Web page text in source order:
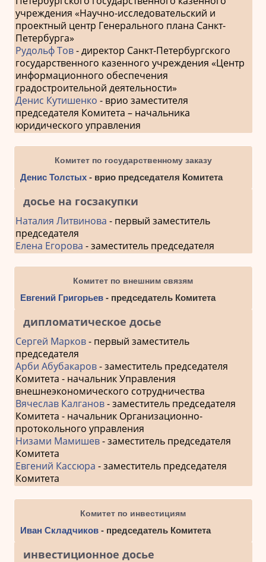
учреждения «Научно-исследовательский и
проектный центр Генерального плана Санкт-
Петербурга»
Рудольф Тов- директор Санкт-Петербургского
государственного казенного учреждения «Центр
информационного обеспечения
градостроительной деятельности»
Денис Кутишенко - врио заместителя
председателя Комитета – начальника
юридического управления
Комитет по государственному заказу
Денис Толстых- врио председателя Комитета
досье на госзакупки
Наталия Литвинова - первый заместитель
председателя
Елена Егорова - заместитель председателя
Комитет по внешним связям
Евгений Григорьев- председатель Комитета
дипломатическое досье
Сергей Марков- первый заместитель
председателя
Арби Абубакаров- заместитель председателя
Комитета - начальник Управления
внешнеэкономического сотрудничества
Вячеслав Калганов- заместитель председателя
Комитета - начальник Организационно-
протокольного управления
Низами Мамишев- заместитель председателя
Комитета
Евгений Кассюра - заместитель председателя
Комитета
Комитет по инвестициям
Иван Складчиков- председатель Комитета
инвестиционное досье